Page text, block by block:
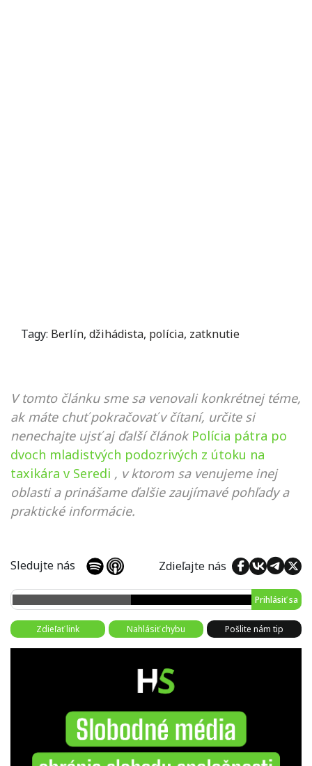
Tagy: Berlín, džihádista, polícia, zatknutie
V tomto článku sme sa venovali konkrétnej téme,
ak máte chuť pokračovať v čítaní, určite si
nenechajte ujsť aj ďalší článok Polícia pátra po
dvoch mladistvých podozrivých z útoku na
taxikára v Seredi , v ktorom sa venujeme inej
oblasti a prinášame ďalšie zaujímavé pohľady a
praktické informácie.
Sledujte nás Zdieľajte nás
Prihlásiť sa
Zdieľať link Nahlásiť chybu Pošlite nám tip